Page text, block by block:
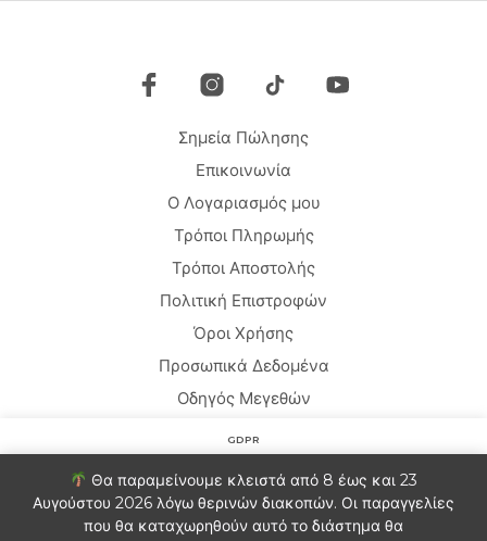
Θα παραμείνουμε κλειστά από 8 έως και 23
Αυγούστου 2026 λόγω θερινών διακοπών. Οι παραγγελίες
που θα καταχωρηθούν αυτό το διάστημα θα
Σημεία Πώλησης
Επικοινωνία
Ο Λογαριασμός μου
Τρόποι Πληρωμής
Τρόποι Αποστολής
Πολιτική Επιστροφών
Όροι Χρήσης
Προσωπικά Δεδομένα
Οδηγός Μεγεθών
Copyright © 2020 HARMONY HOMEWEAR
GDPR
Στον ιστότοπο χρησιμοποιούμε cookies για να βελτιώσουμε
την εμπειρία σας. Θα υποθέσουμε ότι είστε εντάξει με αυτό.
Αν θέλετε μπορείτε να εξαιρεθείτε.
Πληροφορίες